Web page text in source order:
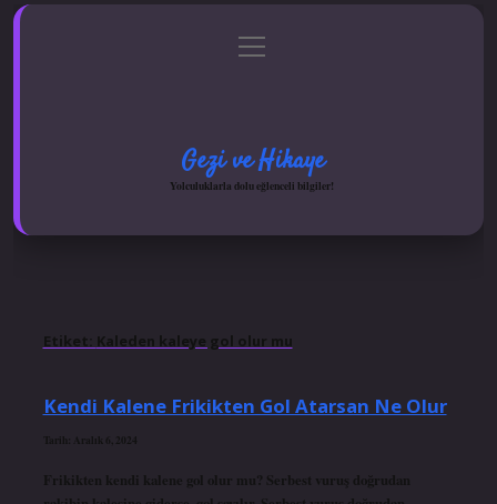
Gizlilik Politikası
menüyü
aç
Gezi ve Hikaye
Yolculuklarla dolu eğlenceli bilgiler!
Etiket: Kaleden kaleye gol olur mu
Kendi Kalene Frikikten Gol Atarsan Ne Olur
Tarih: Aralık 6, 2024
Frikikten kendi kalene gol olur mu? Serbest vuruş doğrudan